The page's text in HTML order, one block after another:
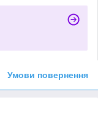
Умови повернення